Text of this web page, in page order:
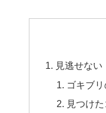
見逃せない
ゴキブ
見つけ